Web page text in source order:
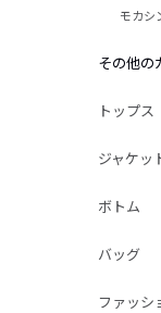
モカシ
その他の
トップス
ジャケッ
ボトム
バッグ
ファッシ
別注限定 フード付き